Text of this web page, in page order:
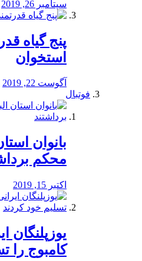
سپتامبر 26, 2019
پنج گیاه
استخوان
آگوست 22, 2019
فوتبال
بانوان
محكم
اکتبر 15, 2019
یوزپلنگان
کامبوج را